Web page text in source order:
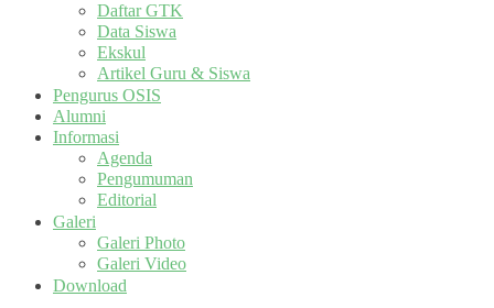
Daftar GTK
Data Siswa
Ekskul
Artikel Guru & Siswa
Pengurus OSIS
Alumni
Informasi
Agenda
Pengumuman
Editorial
Galeri
Galeri Photo
Galeri Video
Download